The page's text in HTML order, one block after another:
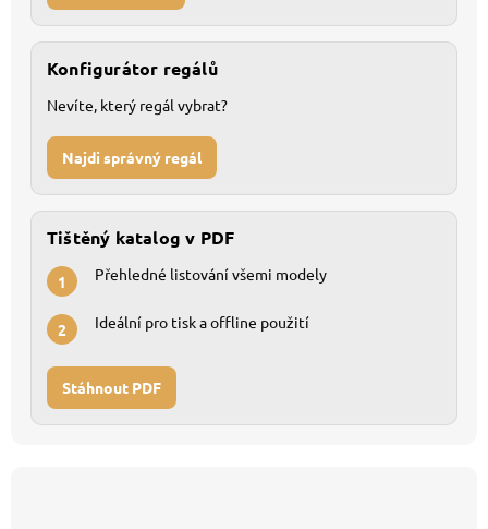
Konfigurátor regálů
Nevíte, který regál vybrat?
Najdi správný regál
Tištěný katalog v PDF
1 Přehledné listování všemi modely
2 Ideální pro tisk a offline použití
Stáhnout PDF